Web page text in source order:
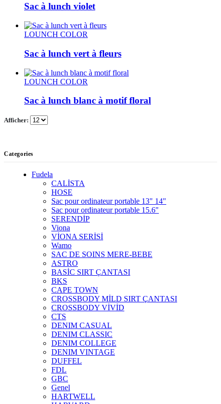
Sac à lunch violet
LOUNCH COLOR
Sac à lunch vert à fleurs
LOUNCH COLOR
Sac à lunch blanc à motif floral
Afficher:
Categories
Fudela
CALİSTA
HOSE
Sac pour ordinateur portable 13" 14"
Sac pour ordinateur portable 15.6"
SERENDİP
Viona
VİONA SERİSİ
Wamo
SAC DE SOINS MERE-BEBE
ASTRO
BASİC SIRT ÇANTASI
BKS
CAPE TOWN
CROSSBODY MİLD SIRT ÇANTASI
CROSSBODY VİVİD
CTS
DENIM CASUAL
DENIM CLASSIC
DENIM COLLEGE
DENIM VINTAGE
DUFFEL
FDL
GBC
Genel
HARTWELL